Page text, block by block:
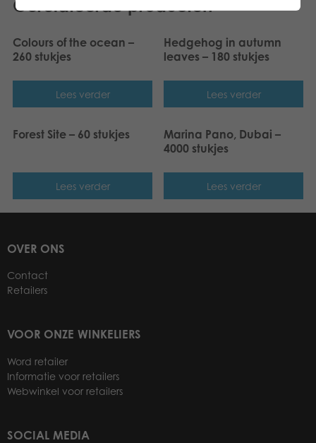
Gerelateerde producten
Colours of the ocean –
260 stukjes
Lees verder
Hedgehog in autumn
leaves – 180 stukjes
Lees verder
Forest Site – 60 stukjes
Lees verder
Marina Pano, Dubai –
4000 stukjes
Lees verder
OVER ONS
Contact
Retailers
VOOR ONZE WINKELIERS
Word retailer
Informatie voor retailers
Webwinkel voor retailers
SOCIAL MEDIA